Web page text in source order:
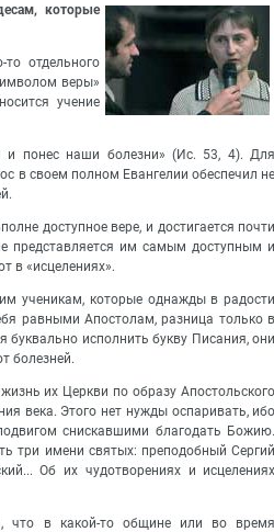
которые
отдельного
веры»
учение
и понес наши болезни» (Ис. 53, 4). Для
в своем полном Евангелии обеспечил не
доступное вере, и достигается почти
представляется им самым доступным и
в «исцелениях».
ученикам, которые однажды в радости
равными Апостолам, разница только в
исполнить букву Писания, они
болезней.
их Церкви по образу Апостольского
века. Этого нет нужды оспаривать, ибо
снискавшими благодать Божию.
три имени святых: преподобный Сергий
Об их чудотворениях и исцелениях
что в какой-то общине или во время